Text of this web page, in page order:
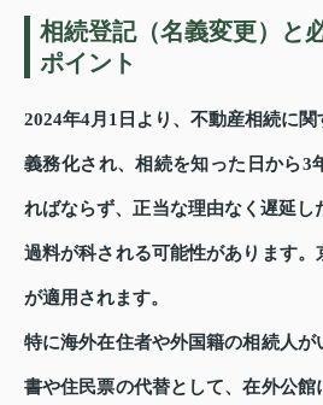
相続登記（名義変更）と
ポイント
2024年4月1日より、不動産相続に
義務化され、相続を知った日から3
ればならず、正当な理由なく遅延し
過料が科される可能性があります
が適用されます。
特に海外在住者や外国籍の相続人が
書や住民票の代替として、在外公